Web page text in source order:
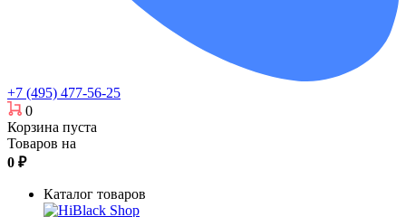
+7 (495) 477-56-25
0
Корзина пуста
Товаров на
0 ₽
Каталог товаров